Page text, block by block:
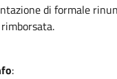
di formale
: